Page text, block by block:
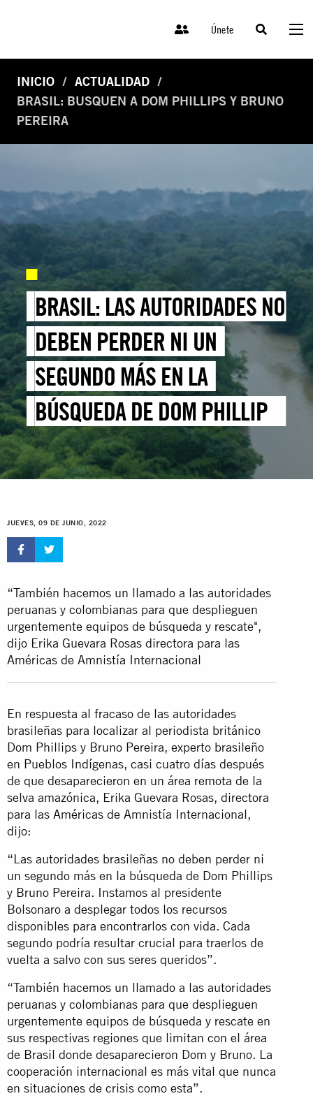
Únete
INICIO
ACTUALIDAD
BRASIL: BUSQUEN A DOM PHILLIPS Y BRUNO
PEREIRA
BRASIL: LAS AUTORIDADES NO
DEBEN PERDER NI UN
SEGUNDO MÁS EN LA
BÚSQUEDA DE DOM PHILLIPS
Y BRUNO PEREIRA
JUEVES, 09 DE JUNIO, 2022
“También hacemos un llamado a las autoridades
peruanas y colombianas para que desplieguen
urgentemente equipos de búsqueda y rescate",
dijo Erika Guevara Rosas directora para las
Américas de Amnistía Internacional
En respuesta al fracaso de las autoridades
brasileñas para localizar al periodista británico
Dom Phillips y Bruno Pereira, experto brasileño
en Pueblos Indígenas, casi cuatro días después
de que desaparecieron en un área remota de la
selva amazónica, Erika Guevara Rosas, directora
para las Américas de Amnistía Internacional,
dijo:
“Las autoridades brasileñas no deben perder ni
un segundo más en la búsqueda de Dom Phillips
y Bruno Pereira. Instamos al presidente
Bolsonaro a desplegar todos los recursos
disponibles para encontrarlos con vida. Cada
segundo podría resultar crucial para traerlos de
vuelta a salvo con sus seres queridos”.
“También hacemos un llamado a las autoridades
peruanas y colombianas para que desplieguen
urgentemente equipos de búsqueda y rescate en
sus respectivas regiones que limitan con el área
de Brasil donde desaparecieron Dom y Bruno. La
cooperación internacional es más vital que nunca
en situaciones de crisis como esta”.